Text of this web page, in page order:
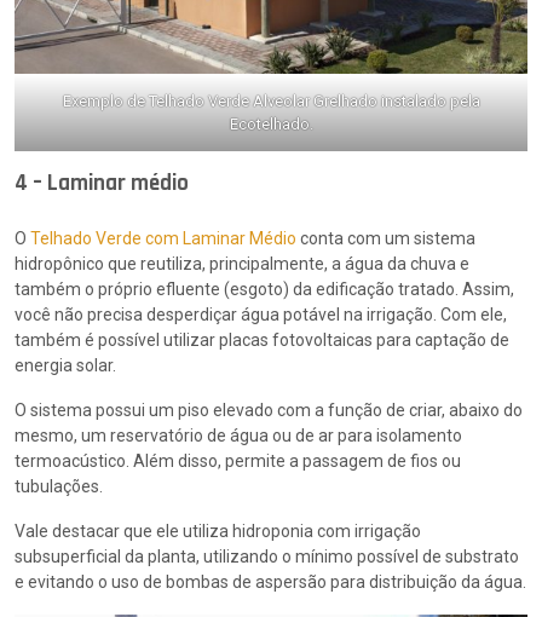
Exemplo de Telhado Verde Alveolar Grelhado instalado pela
Ecotelhado.
4 – Laminar médio
O Telhado Verde com Laminar Médio conta com um sistema
hidropônico que reutiliza, principalmente, a água da chuva e
também o próprio efluente (esgoto) da edificação tratado. Assim,
você não precisa desperdiçar água potável na irrigação. Com ele,
também é possível utilizar placas fotovoltaicas para captação de
energia solar.
O sistema possui um piso elevado com a função de criar, abaixo do
mesmo, um reservatório de água ou de ar para isolamento
termoacústico. Além disso, permite a passagem de fios ou
tubulações.
Vale destacar que ele utiliza hidroponia com irrigação
subsuperficial da planta, utilizando o mínimo possível de substrato
e evitando o uso de bombas de aspersão para distribuição da água.